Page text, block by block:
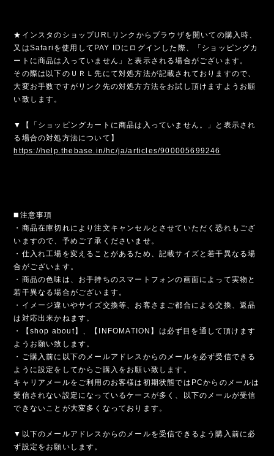
★インスタのショップURLリンクからブラウザを開いての購入時、
又はSafariを使用してPAY IDにログインした際、「ショッピングカ
ートに商品は入っていません」と表示される場合がございます。
その際は以下のＵＲＬ先にて対処方法が記載されておりますので、
大変お手数ですがリンク先の対処方方法をお試し頂けますようお願
い致します。
▼【「ショッピングカートに商品は入っていません。」と表示され
る場合の対処方法について】
https://help.thebase.in/hc/ja/articles/900005699246
◼️注意事項
・商品在庫切れにより注文キャンセルとさせていただく恐れもござ
いますので、予めご了承くださいませ。
・仕入れ工場を変えることがあるため、記載サイズと若干異なる場
合がございます。
・商品の色味は、お手持ちのスマートフォンの画面によって実物と
若干異なる場合がございます。
・イメージ違いやサイズ交換等、お客さまご都合による交換、返品
は対応出来かねます。
・【shop about】、【INFOMATION】は必ず目を通して頂けます
ようお願い致します。
・ご購入前に以下のメールアドレスからのメールを必ず受信できる
ように設定をしてからご購入をお願い致します。
キャリアメールをご利用のお客様は初期状態ではPCからのメールは
受信されない設定になっているケースが多く、以下のメールが受信
できないことが大変多くなっております。
▼以下のメールアドレスからのメールを受信できるよう購入前に必
ず設定をお願いします。